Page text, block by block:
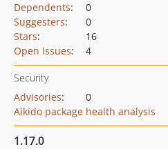
Dependents:
0
Suggesters:
0
Stars:
16
Open Issues: 4
Security
Advisories:
0
Aikido package health analysis
1.17.0